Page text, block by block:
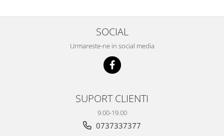
SOCIAL
Urmareste-ne in social media
SUPORT CLIENTI
9.00-19.00
0737337377